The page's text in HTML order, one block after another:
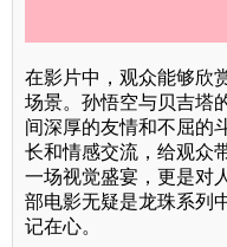
在影片中，观众能够欣
场景。孙悟空与贝吉塔
间深厚的友情和不屈的
长和情感交流，给观众
一场视觉盛宴，更是对
部电影无疑是龙珠系列
记在心。